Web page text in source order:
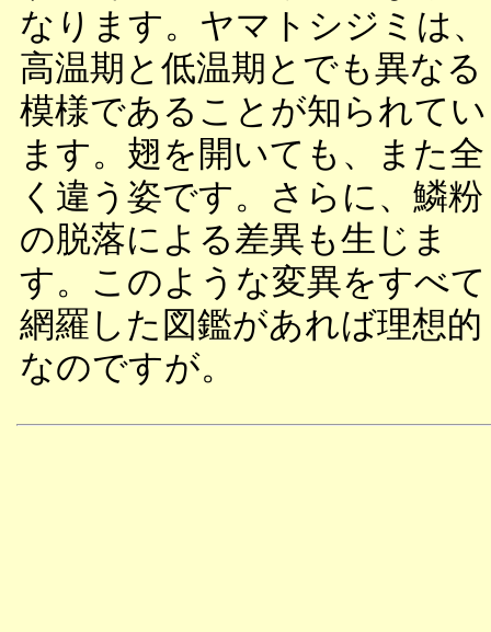
なります。ヤマトシジミは、
高温期と低温期とでも異なる
模様であることが知られてい
ます。翅を開いても、また全
く違う姿です。さらに、鱗粉
の脱落による差異も生じま
す。このような変異をすべて
網羅した図鑑があれば理想的
なのですが。